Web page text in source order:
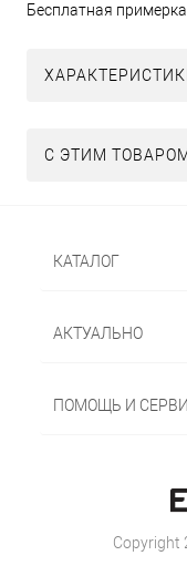
Бесплатная примерка
С ЭТИМ
КАТАЛОГ
АКТУАЛЬНО
ПОМОЩЬ И
Copyright